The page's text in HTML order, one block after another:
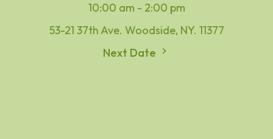
10:00 am - 2:00 pm
53-21 37th Ave. Woodside, NY. 11377
Next Date